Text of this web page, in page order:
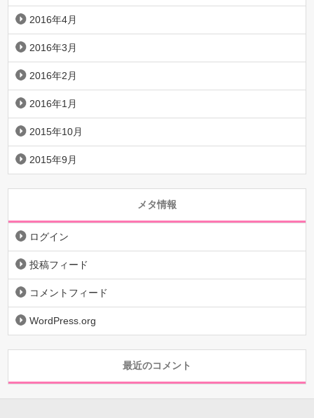
2016年4月
2016年3月
2016年2月
2016年1月
2015年10月
2015年9月
メタ情報
ログイン
投稿フィード
コメントフィード
WordPress.org
最近のコメント